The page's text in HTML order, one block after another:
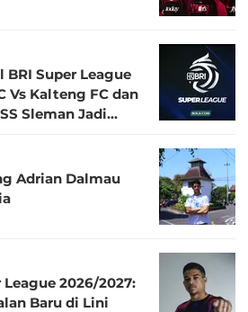
BRI Super League
Vs Kalteng FC dan
Sleman Jadi
Adrian Dalmau
League 2026/2027:
Baru di Lini